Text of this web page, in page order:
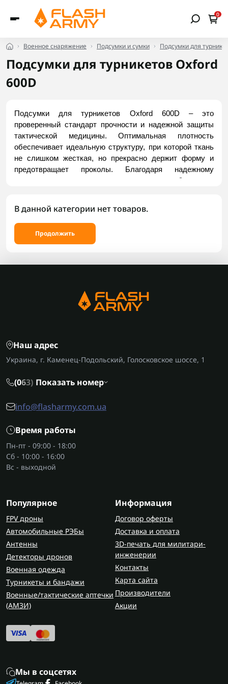
0
Военное снаряжение Подсумки и сумки Подсумки для
Подсумки для турникетов Oxford
600D
Подсумки для турникетов Oxford 600D – это
проверенный стандарт прочности и надежной защиты
тактической медицины. Оптимальная плотность
обеспечивает идеальную структуру, при которой ткань
не слишком жесткая, но прекрасно держит форму и
предотвращает проколы. Благодаря надежному
внутреннему покрытию материал полностью блокирует
Заказать надежные модели можно на Flash Army
В данной категории нет товаров.
Продолжить
Наш адрес
Украина, г. Каменец-Подольский, Голосковское шоссе, 1
(063) Показать номер
info@flasharmy.com.ua
Время работы
Пн-пт - 09:00 - 18:00
Сб - 10:00 - 16:00
Вс - выходной
Популярное
FPV дроны
Автомобильные РЭБы
Антенны
Детекторы дронов
Военная одежда
Турникеты и бандажи
Военные/тактические аптечки
(AMЗИ)
Информация
Договор оферты
Доставка и оплата
3D-печать для милитари-
инженерии
Контакты
Карта сайта
Производители
Акции
Мы в соцсетях